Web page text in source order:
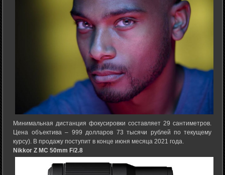
Минимальная дистанция фокусировки составляет 29 сантиметров.
Цена объектива – 999 долларов 73 тысячи рублей по текущему
курсу). В продажу поступит в конце июня месяца 2021 года.
Nikkor Z MC 50mm F/2.8